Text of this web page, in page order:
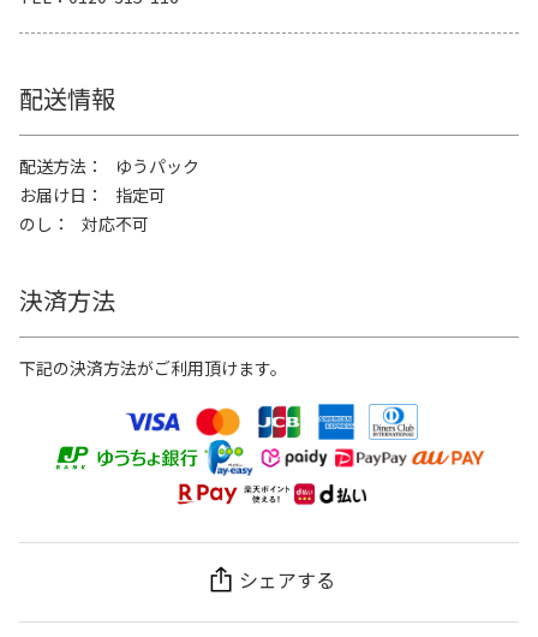
配送情報
配送方法
ゆうパック
お届け日
指定可
のし
対応不可
決済方法
下記の決済方法がご利用頂けます。
シェアする